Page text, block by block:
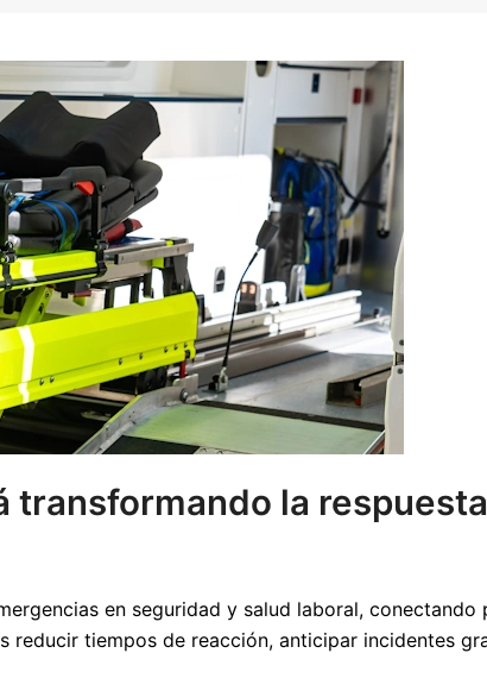
transformando la
en seguridad y salud laboral,
reducir tiempos de reacción, anticipar incidentes